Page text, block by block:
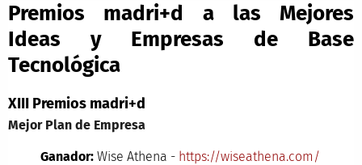
Premios madri+d a las Mejores
Ideas y Empresas de Base
Tecnológica
XIII Premios madri+d
Mejor Plan de Empresa
Ganador:Wise Athena - https://wiseathena.com/